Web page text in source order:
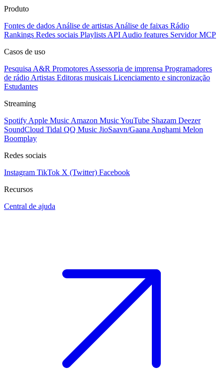
Produto
Fontes de dados Análise de artistas Análise de faixas Rádio
Rankings Redes sociais Playlists API Audio features Servidor MCP
Casos de uso
Pesquisa A&R Promotores Assessoria de imprensa Programadores
de rádio Artistas Editoras musicais Licenciamento e sincronização
Estudantes
Streaming
Spotify Apple Music Amazon MusicYouTube Shazam Deezer
SoundCloud Tidal QQ Music JioSaavn/Gaana Anghami Melon
Boomplay
Redes sociais
Instagram TikTok X (Twitter) Facebook
Recursos
Central de ajuda